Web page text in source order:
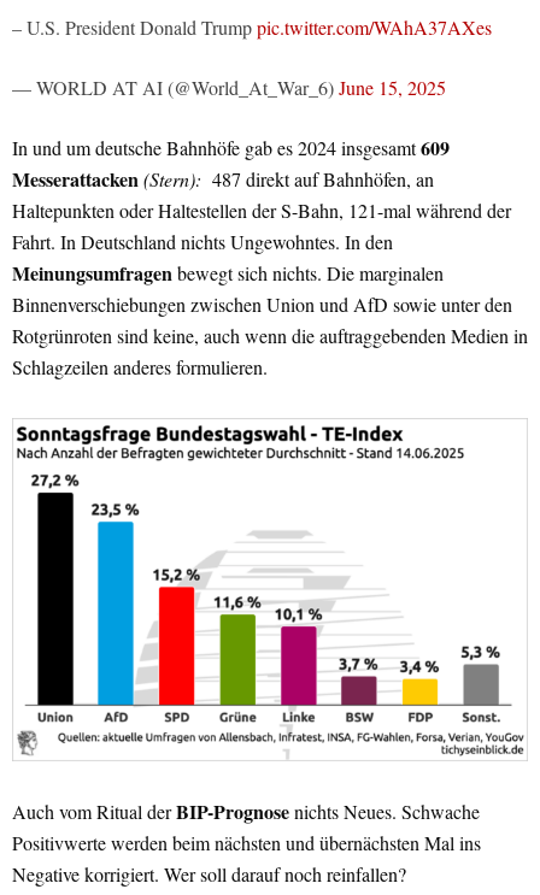
– U.S. President Donald Trumppic.twitter.com/WAhA37AXes
— WORLD AT AI (@World_At_War_6)June 15, 2025
In und um deutsche Bahnhöfe gab es 2024 insgesamt609
Messerattacken(Stern): 487 direkt auf Bahnhöfen, an
Haltepunkten oder Haltestellen der S-Bahn, 121-mal während der
Fahrt. In Deutschland nichts Ungewohntes. In den
Meinungsumfragenbewegt sich nichts. Die marginalen
Binnenverschiebungen zwischen Union und AfD sowie unter den
Rotgrünroten sind keine, auch wenn die auftraggebenden Medien in
Schlagzeilen anderes formulieren.
Auch vom Ritual derBIP-Prognosenichts Neues. Schwache
Positivwerte werden beim nächsten und übernächsten Mal ins
Negative korrigiert. Wer soll darauf noch reinfallen?